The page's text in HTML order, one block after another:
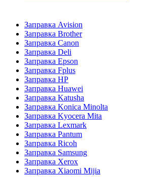
Заправка Avision
Заправка Brother
Заправка Canon
Заправка Deli
Заправка Epson
Заправка Fplus
Заправка HP
Заправка Huawei
Заправка Katusha
Заправка Konica Minolta
Заправка Kyocera Mita
Заправка Lexmark
Заправка Pantum
Заправка Ricoh
Заправка Samsung
Заправка Xerox
Заправка Xiaomi Mijia